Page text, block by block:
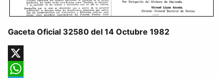
Gaceta Oficial 32580 del 14 Octubre 1982
X